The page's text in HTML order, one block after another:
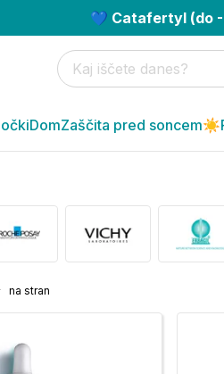
💙 Catafertyl (do
DomZaščita pred soncem☀️
na stran